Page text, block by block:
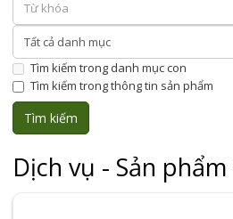
Tìm kiếm trong danh mục con
Tìm kiếm trong thông tin sản phẩm
Dịch vụ - Sản